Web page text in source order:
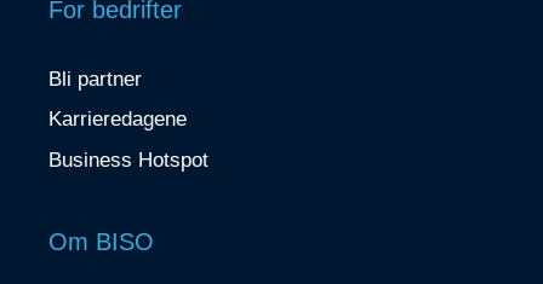
For bedrifter
Bli partner
Karrieredagene
Business Hotspot
Om BISO